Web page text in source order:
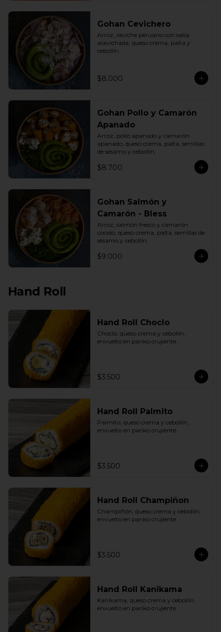
Gohan Cevichero
Arroz, ceviche peruano con salsa
acevichada, queso crema, palta y
cebollín.
$8.000
Gohan Pollo y Camarón
Apanado
Arroz, pollo apanado y camarón
apanado, queso crema, palta, semillas
de sésamo y cebollín.
$8.700
Gohan Salmón y
Camarón - Bless
Arroz, salmón fresco y camarón
cocido, queso crema, palta, semillas de
sésamo y cebollín.
$9.000
Hand Roll
Hand Roll Choclo
Choclo, queso crema y cebollín,
envuelto en panko crujiente.
$3.500
Hand Roll Palmito
Palmito, queso crema y cebollín,
envuelto en panko crujiente.
$3.500
Hand Roll Champiñon
Champiñón, queso crema y cebollín,
envuelto en panko crujiente.
$3.500
Hand Roll Kanikama
Kanikama, queso crema y cebollín,
envuelto en panko crujiente.